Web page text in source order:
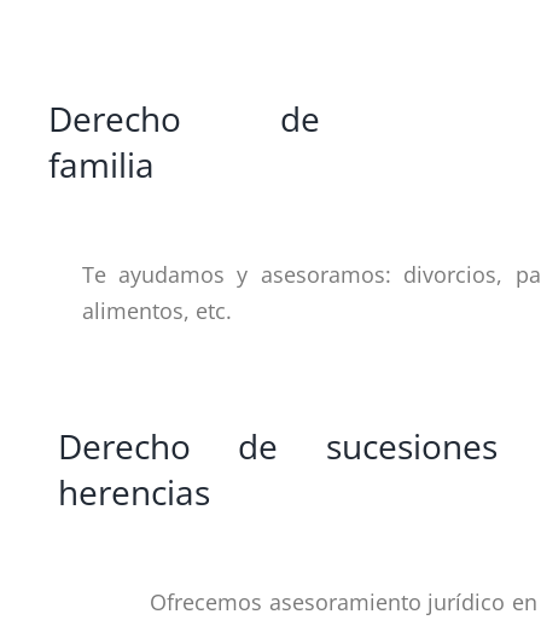
Derecho de
familia
Te ayudamos y asesoramos: divorcios,
alimentos, etc.
Derecho de sucesiones
herencias
Ofrecemos asesoramiento jurídico